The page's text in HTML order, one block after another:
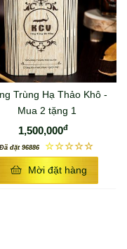
Trùng Hạ Thảo Khô -
Mua 2 tặng 1
1,500,000đ
Đã đặt 96886 ☆☆☆☆☆
Mời đặt hàng